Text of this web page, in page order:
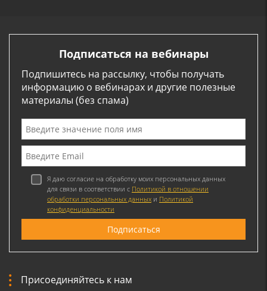
Подписаться на вебинары
Подпишитесь на рассылку, чтобы получать
информацию о вебинарах и другие полезные
материалы (без спама)
Я даю согласие на обработку моих персональных данных
для связи в соответствии с Политикой в отношении
обработки персональных данных и Политикой
конфиденциальности
Присоединяйтесь к нам